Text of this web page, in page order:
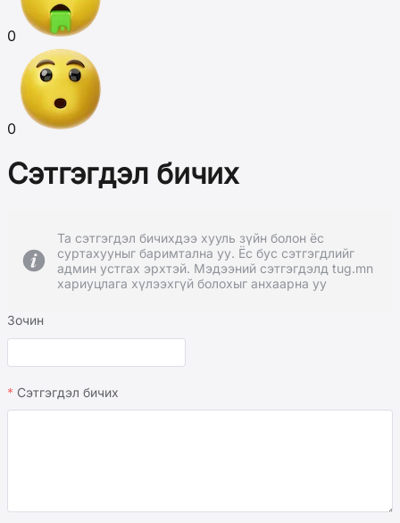
0
0
Сэтгэгдэл бичих
Та сэтгэгдэл бичихдээ хууль зүйн болон ёс
суртахууныг баримтална уу. Ёс бус сэтгэгдлийг
админ устгах эрхтэй. Мэдээний сэтгэгдэлд tug.mn
хариуцлага хүлээхгүй болохыг анхаарна уу
Зочин
Сэтгэгдэл бичих